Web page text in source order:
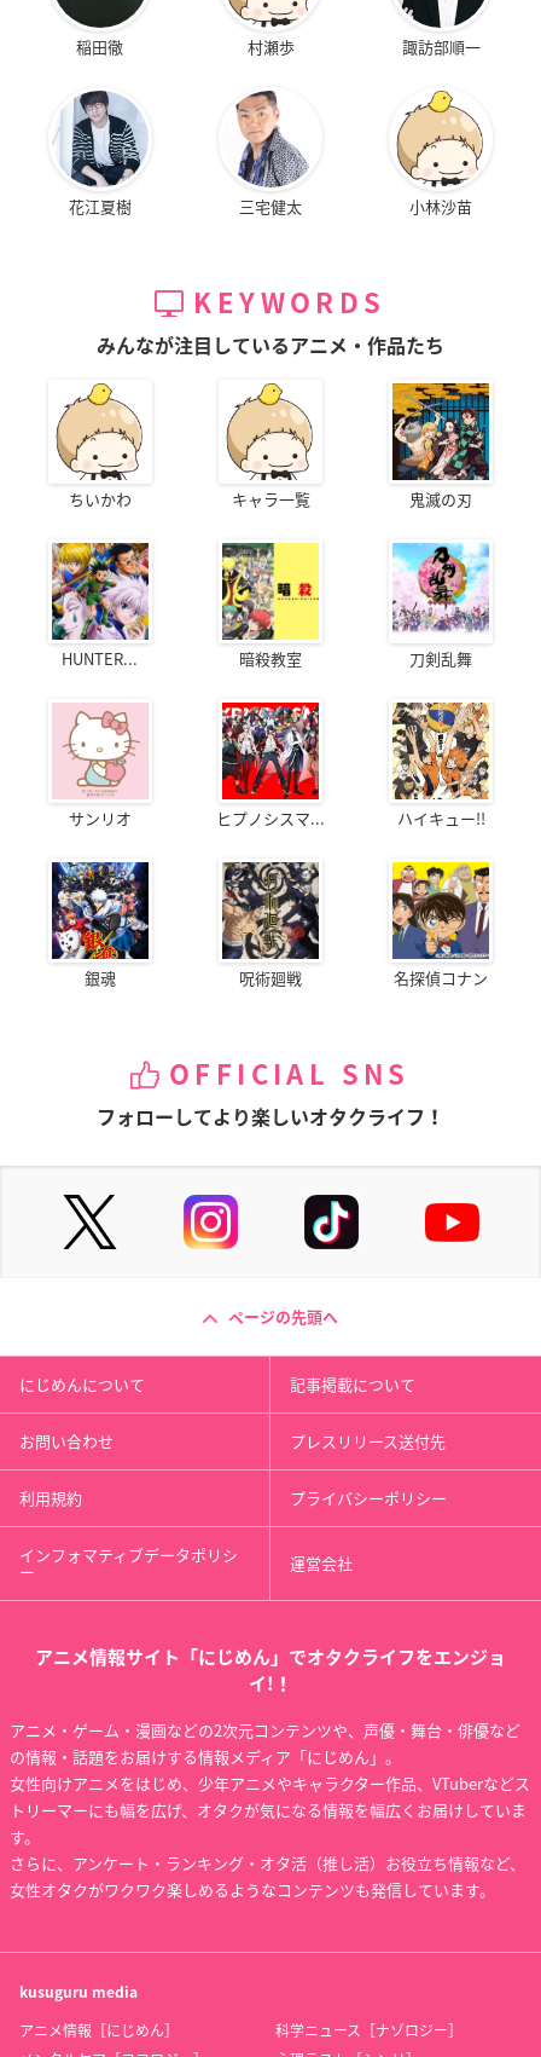
稲田徹 村瀬歩 諏訪部順一
花江夏樹 三宅健太 小林沙苗
KEYWORDS
みんなが注目しているアニメ・作品たち
ちいかわ キャラ一覧 鬼滅の刃
HUNTER... 暗殺教室 刀剣乱舞
サンリオ ヒプノシスマ... ハイキュー!!
銀魂 呪術廻戦 名探偵コナン
OFFICIAL SNS
フォローしてより楽しいオタクライフ！
ページの先頭へ
にじめんについて 記事掲載について
お問い合わせ プレスリリース送付先
利用規約 プライバシーポリシー
インフォマティブデータポリシ
ー 運営会社
アニメ情報サイト「にじめん」でオタクライフをエンジョ
イ!！
アニメ・ゲーム・漫画などの2次元コンテンツや、声優・舞台・俳優など
の情報・話題をお届けする情報メディア「にじめん」。
女性向けアニメをはじめ、少年アニメやキャラクター作品、VTuberなどス
トリーマーにも幅を広げ、オタクが気になる情報を幅広くお届けしていま
す。
さらに、アンケート・ランキング・オタ活（推し活）お役立ち情報など、
女性オタクがワクワク楽しめるようなコンテンツも発信しています。
kusuguru media
アニメ情報［にじめん］
科学ニュース［ナゾロジー］